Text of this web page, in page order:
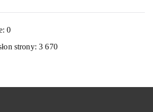
0
strony:3 670